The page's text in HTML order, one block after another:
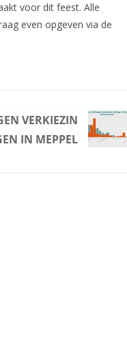
voor dit feest. Alle
even opgeven via de
VERKIEZIN
IN MEPPEL